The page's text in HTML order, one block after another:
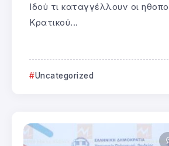
Ιδού τι καταγγέλλουν οι
Κρατικού...
Uncategorized